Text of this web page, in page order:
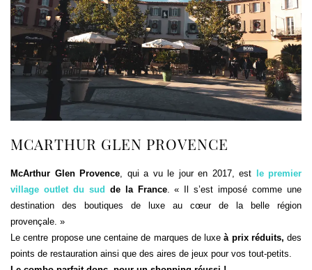
MCARTHUR GLEN PROVENCE
McArthur Glen Provence , qui a vu le jour en 2017, est le premier
village outlet du sud de la France. « Il s’est imposé comme une
destination des boutiques de luxe au cœur de la belle région
provençale. »
Le centre propose une centaine de marques de luxeà prix réduits, des
points de restauration ainsi que des aires de jeux pour vos tout-petits.